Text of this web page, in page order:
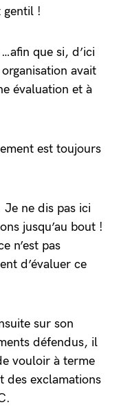
gentil !
que si, d’ici
avait
évaluation et à
est toujours
Je ne dis pas ici
jusqu’au bout !
n’est pas
d’évaluer ce
sur son
défendus, il
vouloir à terme
des exclamations